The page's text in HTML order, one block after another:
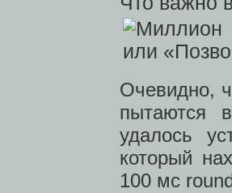
Очевидно,
пытаются
удалось
который
100 мс